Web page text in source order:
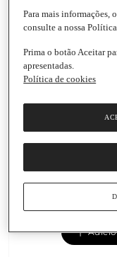
49,77 € / Litro
Condicionador com
Dr.Organic
Embalagem| 265 Ml
Para mais informações,
consulte a nossa
Prima o botão Aceitar
apresentadas.
Política de cookies